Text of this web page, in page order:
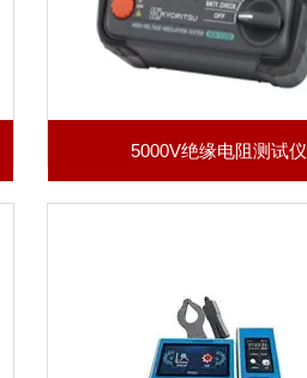
5000V绝缘电阻测试仪